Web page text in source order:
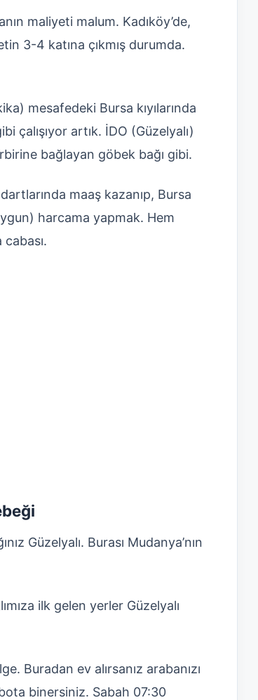
maliyeti malum. Kadıköy’de,
3-4 katına çıkmış durumda.
mesafedeki Bursa kıyılarında
çalışıyor artık. İDO (Güzelyalı)
bağlayan göbek bağı gibi.
maaş kazanıp, Bursa
harcama yapmak. Hem
Güzelyalı. Burası Mudanya’nın
ilk gelen yerler Güzelyalı
Buradan ev alırsanız arabanızı
binersiniz. Sabah 07:30